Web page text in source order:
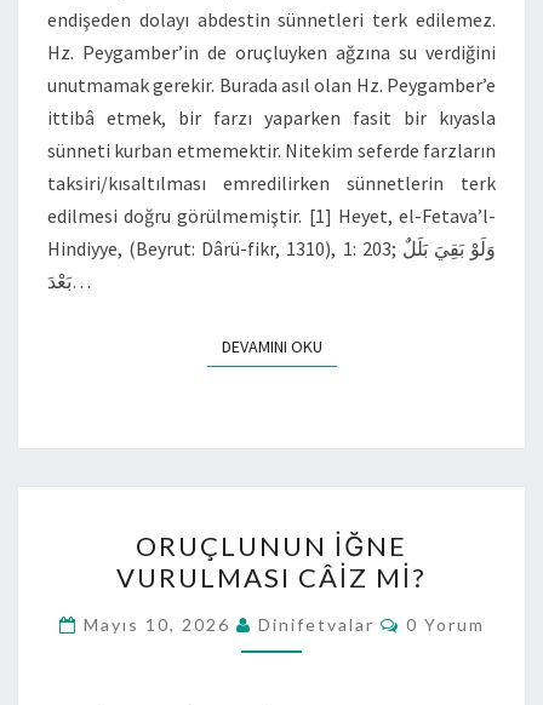
endişeden dolayı abdestin sünnetleri terk edilemez.
Hz. Peygamber’in de oruçluyken ağzına su verdiğini
unutmamak gerekir. Burada asıl olan Hz. Peygamber’e
ittibâ etmek, bir farzı yaparken fasit bir kıyasla
sünneti kurban etmemektir. Nitekim seferde farzların
taksiri/kısaltılması emredilirken sünnetlerin terk
edilmesi doğru görülmemiştir. [1] Heyet, el-Fetava’l-
Hindiyye, (Beyrut: Dârü-fikr, 1310), 1: 203; وَلَوْ بَقِيَ بَلَلٌ
بَعْدَ…
DEVAMINI OKU
ORUÇLUNUN IĞNE
VURULMASI CÂIZ MI?
Mayıs 10, 2026 Dinifetvalar 0 Yorum